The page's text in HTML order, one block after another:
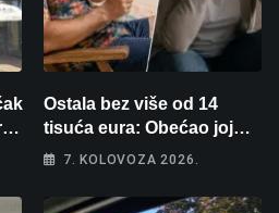
Ostala bez više od 14
tisuća eura: Obećao joj
auto za tjedan dana, a
7. KOLOVOZA 2026.